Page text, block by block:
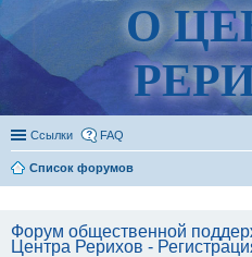
О
Ссылки FAQ
Список форумов
Форум общественной
Центра Рерихов -